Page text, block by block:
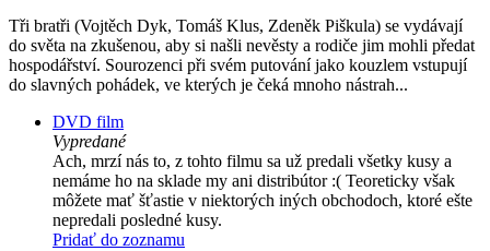
Tři bratři (Vojtěch Dyk, Tomáš Klus, Zdeněk Piškula) se vydávají
do světa na zkušenou, aby si našli nevěsty a rodiče jim mohli předat
hospodářství. Sourozenci při svém putování jako kouzlem vstupují
do slavných pohádek, ve kterých je čeká mnoho nástrah...
DVD film
Vypredané
Ach, mrzí nás to, z tohto filmu sa už predali všetky kusy a
nemáme ho na sklade my ani distribútor :( Teoreticky však
môžete mať šťastie v niektorých iných obchodoch, ktoré ešte
nepredali posledné kusy.
Pridať do zoznamu